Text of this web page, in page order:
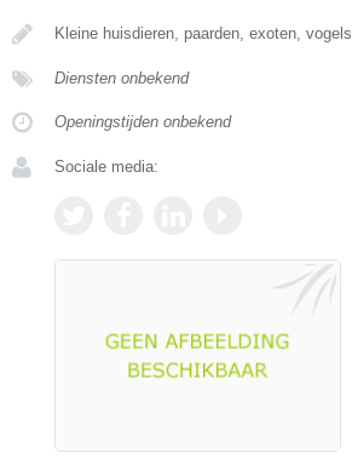
Kleine huisdieren, paarden, exoten, vogels
Diensten onbekend
Openingstijden onbekend
Sociale media: